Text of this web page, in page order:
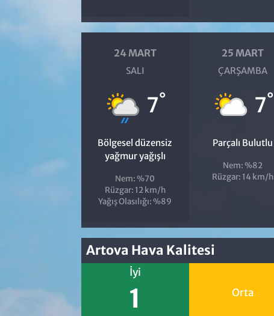
24 MART
SALI
7°
Bölgesel düzensiz
yağmur yağışlı
Nem: %70
Rüzgar: 12 km/h
Yağış Olasılığı: %89
25 MART
ÇARŞAMBA
7°
Parçalı Bulutlu
Nem: %82
Rüzgar: 14 km/h
Artova Hava Kalitesi
İyi
1 Orta